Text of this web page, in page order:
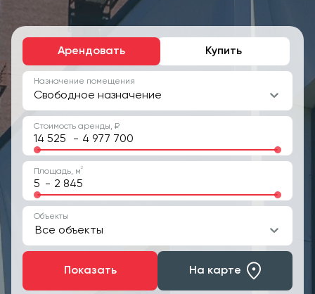
Арендовать Купить
Назначение помещения
Свободное назначение
Стоимость аренды, ₽
-
Площадь, м2
-
Объекты
Все объекты
Показать На карте